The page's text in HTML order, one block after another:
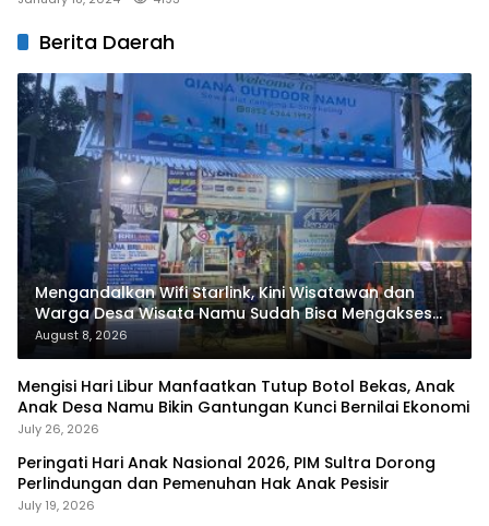
Berita Daerah
Mengandalkan Wifi Starlink, Kini Wisatawan dan
Warga Desa Wisata Namu Sudah Bisa Mengakses
Transaksi Digital
August 8, 2026
Mengisi Hari Libur Manfaatkan Tutup Botol Bekas, Anak
Anak Desa Namu Bikin Gantungan Kunci Bernilai Ekonomi
July 26, 2026
Peringati Hari Anak Nasional 2026, PIM Sultra Dorong
Perlindungan dan Pemenuhan Hak Anak Pesisir
July 19, 2026